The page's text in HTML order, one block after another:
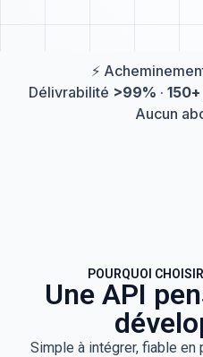
⚡
Délivrabilité >99% ·
Aucun
POURQUOI
Une API
Simple à intégrer, fiable en